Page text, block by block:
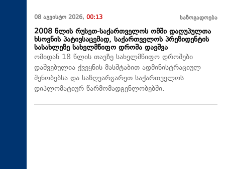
08 აგვისტო 2026, 00:13 საზოგადოება
2008 წლის რუსეთ-საქართველოს ომში დაღუპულთა
ხსოვნის პატივსაცემად, საქართველოს პრეზიდენტის
სასახლეზე სახელმწიფო დროშა დაეშვა
ომიდან 18 წლის თავზე სახელმწიფო დროშები
დაშვებულია ქვეყნის მასშტაბით ადმინისტრაციულ
შენობებსა და საზღვარგარეთ საქართველოს
დიპლომატიურ წარმომადგენლობებში.